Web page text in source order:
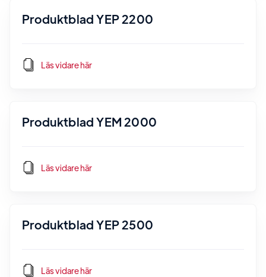
Produktblad YEP 2200
Läs vidare här
Produktblad YEM 2000
Läs vidare här
Produktblad YEP 2500
Läs vidare här